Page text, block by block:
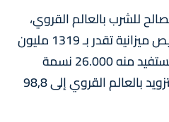
للشرب بالعالم القروي،
قال السيد الوزير إنه تم تخصيص ميزانية تقدر بـ 1319 مليون
درهم لهذا البرنامج، حيث ستستفيد منه 26.000 نسمة
إضافية، مما سيرفع نسبة التزويد بالعالم القروي إلى 98,8